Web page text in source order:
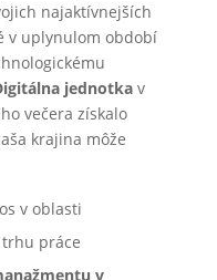
najaktívnejších
v uplynulom období
jednotkav
večera získalo
krajina môže
v oblasti
trhu práce
v